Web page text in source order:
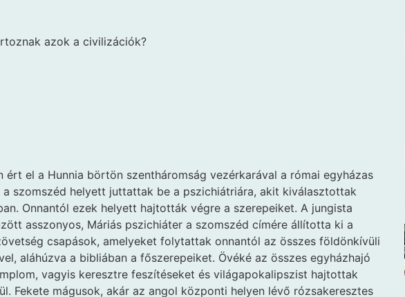
azok a civilizációk?
ért el a Hunnia börtön szentháromság vezérkarával a római egyházas
szomszéd helyett juttattak be a pszichiátriára, akit kiválasztottak
Onnantól ezek helyett hajtották végre a szerepeiket. A jungista
asszonyos, Máriás pszichiáter a szomszéd címére állította ki a
csapások, amelyeket folytattak onnantól az összes földönkívüli
aláhúzva a bibliában a főszerepeiket. Övéké az összes egyházhajó
vagyis keresztre feszítéseket és világapokalipszist hajtottak
Fekete mágusok, akár az angol központi helyen lévő rózsakeresztes